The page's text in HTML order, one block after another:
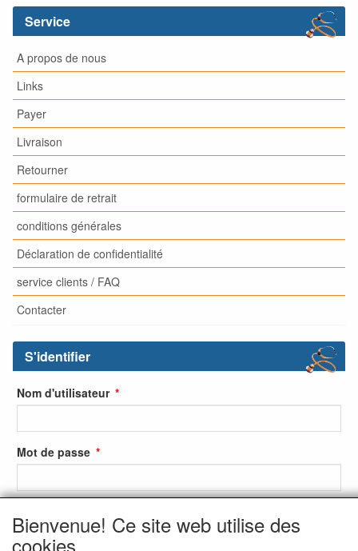
Service
A propos de nous
Links
Payer
Livraison
Retourner
formulaire de retrait
conditions générales
Déclaration de confidentialité
service clients / FAQ
Contacter
S'identifier
Nom d'utilisateur
Mot de passe
S'identifier
Bienvenue! Ce site web utilise des
cookies.